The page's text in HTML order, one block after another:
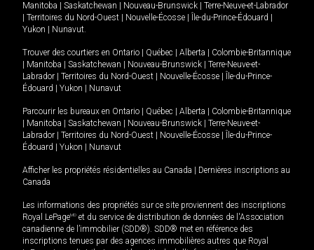
Manitoba
Saskatchewan Nouveau-Brunswick
Terre-Neuve-et-Labrador
Territoires du Nord-Ouest Nouvelle-Écosse Île-du-Prince-Édouard
Yukon
Nunavut.
Trouver des courtiers en Ontario Québec Alberta
Colombie-Britannique
Manitoba Saskatchewan Nouveau-Brunswick
Terre-Neuve-et-
Labrador
Territoires du Nord-Ouest Nouvelle-Écosse
Île-du-Prince-
Édouard
Yukon Nunavut
Parcourir les bureaux en Ontario Québec Alberta
Colombie-Britannique
Manitoba Saskatchewan Nouveau-Brunswick
Terre-Neuve-et-
Labrador
Territoires du Nord-Ouest Nouvelle-Écosse
Île-du-Prince-
Édouard
Yukon Nunavut
Afficher les propriétés résidentielles au Canada
Dernières inscriptions au
Canada
Les informations des propriétés sur ce site proviennent des inscriptions
Royal LePageMD et du service de distribution de données de l'Association
canadienne de l’immobilier (SDD®). SDD® met en référence des
inscriptions tenues par des agences immobilières autres que Royal